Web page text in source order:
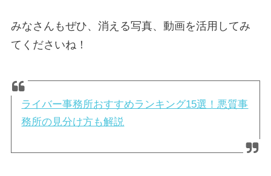
みなさんもぜひ、消える写真、動画を活用してみ
てくださいね！
ライバー事務所おすすめランキング15選！悪質事
務所の見分け方も解説